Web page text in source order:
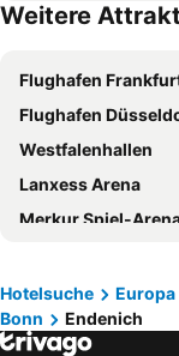
Hotel the YARD
Moxy Cologne
LOGINN Hotel Köln
Rheinhotel Dreesen
Domicil Hotel Bonn
Motel One Bonn-
acora Bonn Living
B&B Hotel Köln-
Weitere
Flughafen
Flughafen
Westfalenhallen
Lanxess Arena
Merkur Spiel-
Düsseldorf Altstadt
Hauptbahnhof
Hotelsuche Europa
Bonn
Endenich